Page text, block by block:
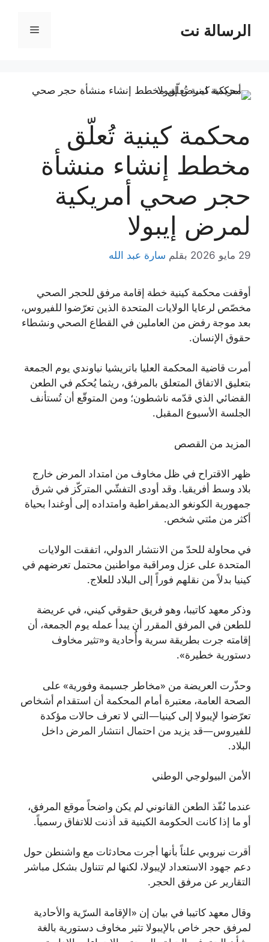
المحتوىالرسالة نت القائمة
محكمة كينية تُعلّق
مخطط إنشاء منشأة
حجر صحي أمريكية
لمرض إيبولا
29 مايو 2026 بقلم سارة عبد الله
أوقفت محكمة كينية خطة إقامة مرفق للحجر الصحي
مخصّص لرعايا الولايات المتحدة الذين تعرّضوا للفيروس،
بعد موجة رفض من العاملين في القطاع الصحي ونشطاء
حقوق الإنسان.
أمرت قاضية المحكمة العليا باتريشيا نياوندي يوم الجمعة
بتعليق الاتفاق المتعلق بالمرفق، ريثما يُحكم في الطعن
القضائي الذي قدّمه ناشطون؛ ومن المتوقّع أن تُستأنف
الجلسة الأسبوع المقبل.
المزيد من القصص
ظهر الاقتراح في ظل مخاوف من امتداد المرض خارج
بلاد وسط أفريقيا. وقد أودى التفشّي المتركّز في شرق
جمهورية الكونغو الديمقراطية وامتداده إلى أوغندا بحياة
أكثر من مئتي شخص.
في محاولة للحدّ من الانتشار الدولي، اتفقت الولايات
المتحدة على عزل ومراقبة مواطنين محتمل تعرضهم في
كينيا بدلاً من نقلهم فوراً إلى البلاد للعلاج.
وذكر معهد كاتيبا، وهو فريق حقوقي كيني، في عريضة
للطعن في المرفق المقرر أن يبدأ عمله يوم الجمعة، أن
إقامته جرت بطريقة سرية وأُحادية و«تثير مخاوف
دستورية خطيرة».
وحذّرت العريضة من «مخاطر جسيمة وفورية» على
الصحة العامة، معتبرة أمام المحكمة أن استقدام أشخاص
تعرّضوا لإيبولا إلى كينيا—التي لا تعرف حالات مؤكدة
للفيروس—قد يزيد من احتمال انتشار المرض داخل
البلاد.
الأمن البيولوجي الوطني
عندما نُفّذ الطعن القانوني لم يكن واضحاً موقع المرفق،
أو ما إذا كانت الحكومة الكينية قد أذنت للاتفاق رسمياً.
أقرت نيروبي علناً بأنها أجرت محادثات مع واشنطن حول
دعم جهود الاستعداد لإيبولا، لكنها لم تتناول بشكل مباشر
التقارير عن مرفق الحجر.
وقال معهد كاتيبا في بيان إن «الإقامة السرّية والأحادية
لمرفق حجر خاص بالإيبولا تثير مخاوف دستورية بالغة